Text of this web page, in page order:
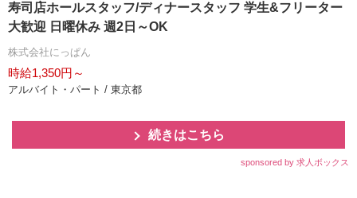
寿司店ホールスタッフ/ディナースタッフ 学生&フリーター
大歓迎 日曜休み 週2日～OK
株式会社にっぱん
時給1,350円～
アルバイト・パート / 東京都
続きはこちら
sponsored by 求人ボックス